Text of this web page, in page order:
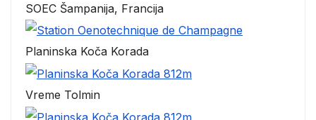
SOEC Šampanija, Francija
Planinska Koča Korada
Vreme Tolmin